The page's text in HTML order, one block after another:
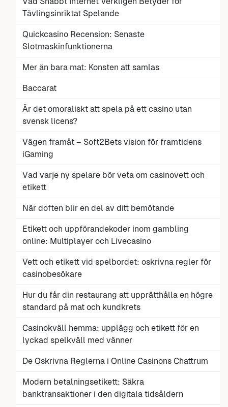
Tävlingsinriktat Spelande
Quickcasino Recension: Senaste
Slotmaskinfunktionerna
Mer än bara mat: Konsten att samlas
Baccarat
Är det omoraliskt att spela på ett casino utan
svensk licens?
Vägen framåt – Soft2Bets vision för framtidens
iGaming
Vad varje ny spelare bör veta om casinovett och
etikett
När doften blir en del av ditt bemötande
Etikett och uppförandekoder inom gambling
online: Multiplayer och Livecasino
Vett och etikett vid spelbordet: oskrivna regler för
casinobesökare
Hur du får din restaurang att upprätthålla en högre
standard på mat och kundkrets
Casinokväll hemma: upplägg och etikett för en
lyckad spelkväll med vänner
De Oskrivna Reglerna i Online Casinons Chattrum
Modern betalningsetikett: Säkra
banktransaktioner i den digitala tidsåldern